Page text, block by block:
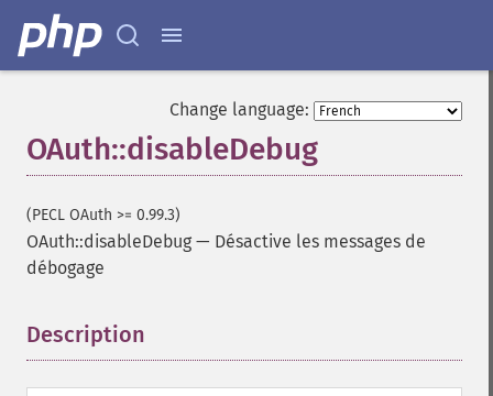
Change language:
OAuth::disableDebug
(PECL OAuth >= 0.99.3)
OAuth::disableDebug — Désactive les messages de
débogage
Description